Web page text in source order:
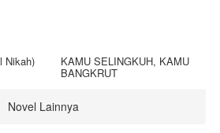
Nikah) KAMU SELINGKUH, KAMU
BANGKRUT
Novel Lainnya